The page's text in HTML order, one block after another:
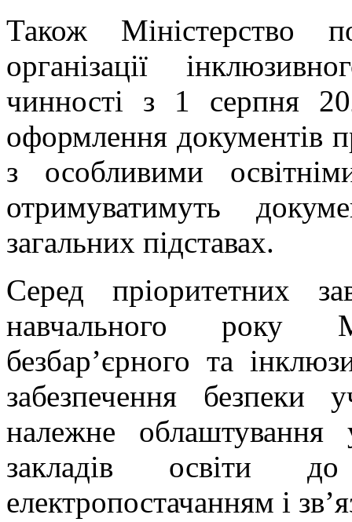
Також Міністерство
організації
чинності з 1 серпня
оформлення документів
з особливими
отримуватимуть
загальних підставах.
Серед пріоритетних
навчального року
безбар’єрного та
забезпечення безпеки
належне облаштування
закладів освіти
електропостачанням і